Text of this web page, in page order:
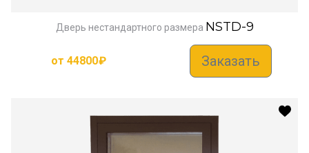
Дверь нестандартного размера NSTD-9
от 44800₽ Заказать